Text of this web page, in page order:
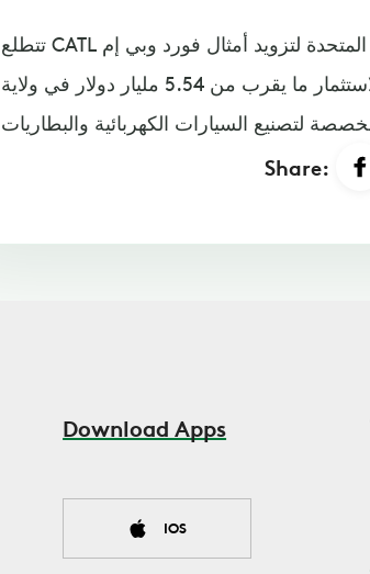
تتطلع CATL أيضاً إلى إنشاء مصنع للبطاريات في الولايات المتحدة لتزويد أمثال فورد وبي إم
دابليو، كما أعلنت هيونداي مؤخراً عن خطط لاستثمار ما يقرب من 5.54 مليار دولار في ولاية
Share:
Download Apps
IOS